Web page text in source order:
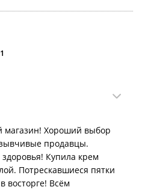
1
магазин! Хороший выбор
продавцы.
Купила крем
Потрескавшиеся пятки
восторге! Всём